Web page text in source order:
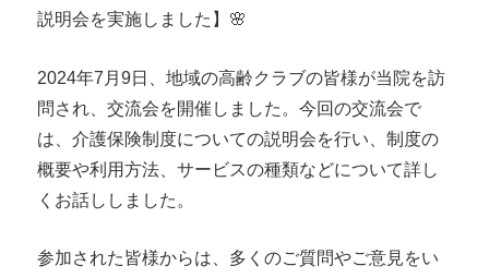
説明会を実施しました】🌸
2024年7月9日、地域の高齢クラブの皆様が当院を訪
問され、交流会を開催しました。今回の交流会で
は、介護保険制度についての説明会を行い、制度の
概要や利用方法、サービスの種類などについて詳し
くお話ししました。
参加された皆様からは、多くのご質問やご意見をい